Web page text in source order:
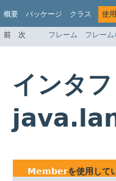
概要 パッケージ クラス 使用
前 次 フレーム フレーム
インタ
Memberを使用して